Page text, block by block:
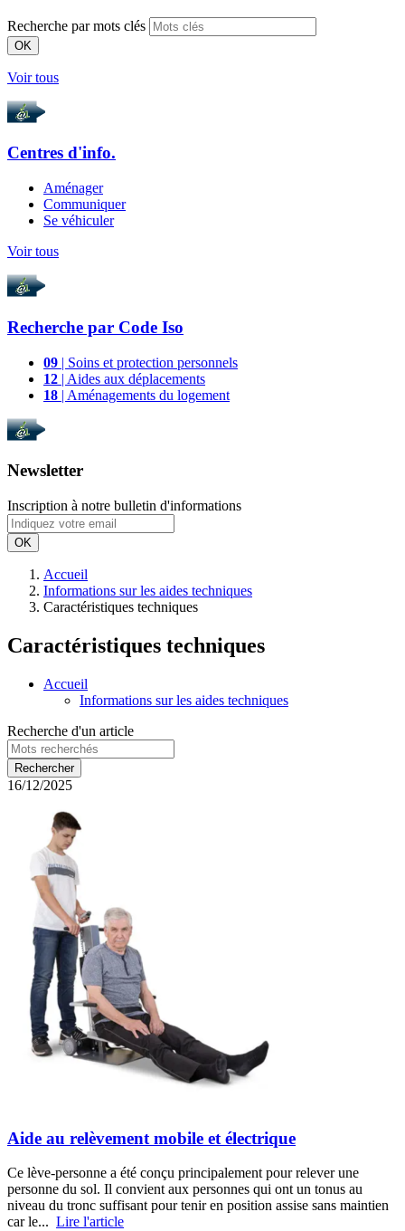
Recherche par mots clés
OK
Voir tous
Centres d'info.
Aménager
Communiquer
Se véhiculer
Voir tous
Recherche par Code Iso
09 | Soins et protection personnels
12 | Aides aux déplacements
18 | Aménagements du logement
Newsletter
Inscription à notre bulletin d'informations
OK
Accueil
Informations sur les aides techniques
Caractéristiques techniques
Caractéristiques techniques
Accueil
Informations sur les aides techniques
Recherche d'un article
16/12/2025
Aide au relèvement mobile et électrique
Ce lève-personne a été conçu principalement pour relever une
personne du sol. Il convient aux personnes qui ont un tonus au
niveau du tronc suffisant pour tenir en position assise sans maintien
car le... Lire l'article